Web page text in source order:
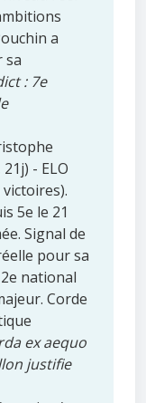
a
sa
: 7e
- ELO
victoires).
5e le 21
Signal de
pour sa
national
Corde
ex aequo
justifie